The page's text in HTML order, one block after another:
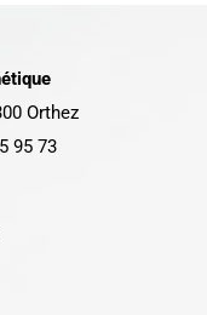
Orthez
95 73